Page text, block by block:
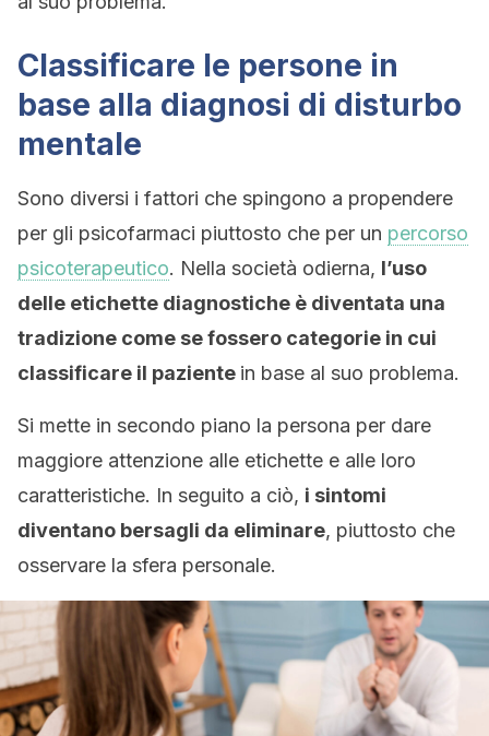
Classificare le persone in
base alla diagnosi di disturbo
mentale
Sono diversi i fattori che spingono a propendere
per gli psicofarmaci piuttosto che per un percorso
psicoterapeutico. Nella società odierna, l’uso
delle etichette diagnostiche è diventata una
tradizione come se fossero categorie in cui
classificare il paziente in base al suo problema.
Si mette in secondo piano la persona per dare
maggiore attenzione alle etichette e alle loro
caratteristiche. In seguito a ciò, i sintomi
diventano bersagli da eliminare, piuttosto che
osservare la sfera personale.